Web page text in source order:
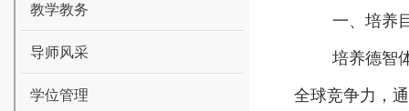
教学教务
导师风采
学位管理
一、培养
培养德智
全球竞争力，